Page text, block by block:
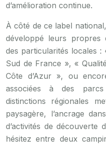
d’amélioration continue.
À côté de ce label
développé leurs propres
des particularités locales :
Sud de France », «
Côte d’Azur », ou
associées à des
distinctions régionales
paysagère, l’ancrage
d’activités de découverte
hésitez entre deux